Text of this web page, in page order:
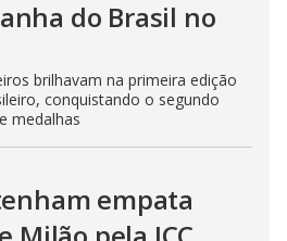
do Brasil no
brilhavam na primeira edição
conquistando o segundo
medalhas
empata